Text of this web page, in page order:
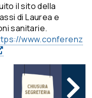
il sito della
di Laurea e
sanitarie.
www.conferenz